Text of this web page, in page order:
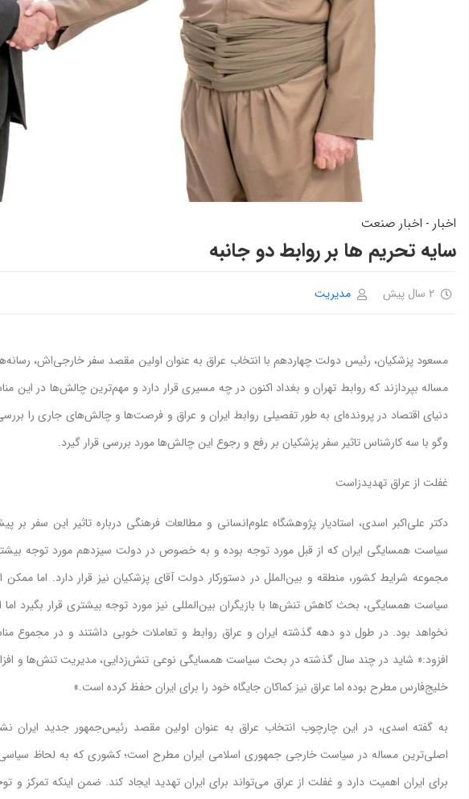
اخبار - اخبار صنعت
سایه تحریم ها بر روابط دو جانبه
2 سال پیش مدیریت
مسعود پزشکیان، رئیس دولت چهاردهم با انتخاب عراق به عنوان اولین مقصد سفر خارجی‌‌‌اش،
مساله بپردازند که روابط تهران و بغداد اکنون در چه مسیری قرار دارد و مهم‌ترین چالش‌‌‌ها در این
دنیای اقتصاد در پرونده‌‌‌ای به طور تفصیلی روابط ایران و عراق و فرصت‌‌‌ها و چالش‌‌‌های جاری را
وگو با سه کارشناس تاثیر سفر پزشکیان بر رفع و رجوع این چالش‌‌‌ها مورد بررسی قرار گیرد.
غفلت از عراق تهدیدزاست
دکتر علی‌‌‌اکبر اسدی، استادیار پژوهشگاه علوم‌‌‌انسانی و مطالعات فرهنگی درباره تاثیر این سفر بر
سیاست همسایگی ایران که از قبل مورد توجه بوده و به خصوص در دولت سیزدهم مورد توجه
مجموعه شرایط کشور، منطقه و بین‌‌‌الملل در دستورکار دولت آقای پزشکیان نیز قرار دارد. اما
سیاست همسایگی، بحث کاهش تنش‌‌‌ها با بازیگران بین‌‌‌المللی نیز مورد توجه بیشتری قرار بگیرد
نخواهد بود. در طول دو دهه گذشته ایران و عراق روابط و تعاملات خوبی داشتند و در
افزود:« شاید در چند سال گذشته در بحث سیاست همسایگی نوعی تنش‌‌‌زدایی، مدیریت‌‌‌ تنش‌‌‌ها و
خلیج‌‌‌فارس مطرح بوده اما عراق نیز کماکان جایگاه خود را برای ایران حفظ کرده است.»
به گفته اسدی، در این چارچوب انتخاب عراق به عنوان اولین مقصد رئیس‌‌‌جمهور جدید ایران
اصلی‌‌‌ترین مساله در سیاست خارجی جمهوری اسلامی ایران مطرح است؛ کشوری که به لحاظ
برای ایران اهمیت دارد و غفلت از عراق می‌‌‌تواند برای ایران تهدید ایجاد کند. ضمن اینکه تمرکز